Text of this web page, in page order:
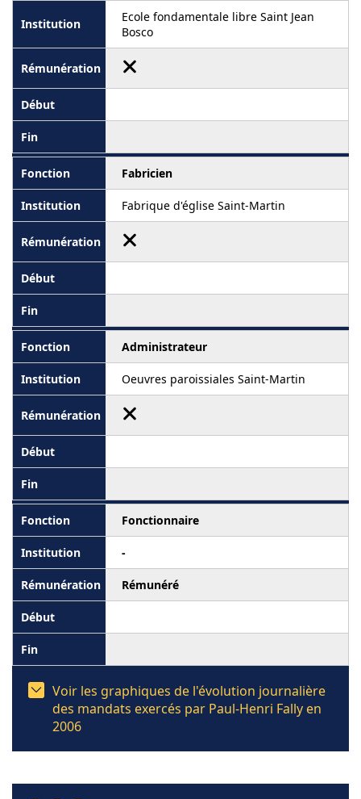
Ecole fondamentale libre Saint Jean
Bosco
Fabricien
Fabrique d'église Saint-Martin
Administrateur
Oeuvres paroissiales Saint-Martin
Fonctionnaire
-
Rémunéré
Voir les graphiques de l'évolution journalière
des mandats exercés par Paul-Henri Fally en
2006